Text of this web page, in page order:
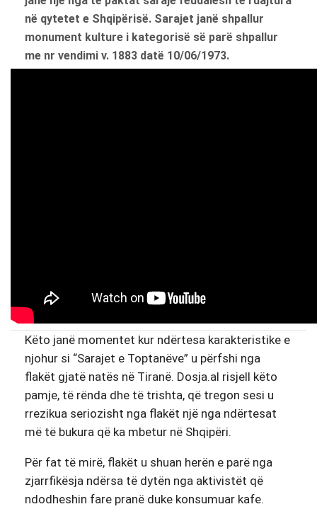
në qytetet e Shqipërisë. Sarajet janë shpallur
monument kulture i kategorisë së parë shpallur
me nr vendimi v. 1883 datë 10/06/1973.
Këto janë momentet kur ndërtesa karakteristike e
njohur si “Sarajet e Toptanëve” u përfshi nga
flakët gjatë natës në Tiranë. Dosja.al risjell këto
pamje, të rënda dhe të trishta, që tregon sesi u
rrezikua seriozisht nga flakët një nga ndërtesat
më të bukura që ka mbetur në Shqipëri.
Për fat të mirë, flakët u shuan herën e parë nga
zjarrfikësja ndërsa të dytën nga aktivistët që
ndodheshin fare pranë duke konsumuar kafe.